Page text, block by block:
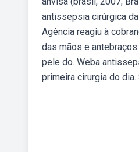
antissepsia cirúrgica
Agência reagiu à
das mãos e
pele do. Weba
primeira cirurgia do